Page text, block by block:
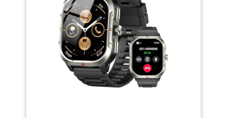
météo, Connect IQ ,
détection d’incident et
assistance…
utilisation nocturne. 【100+
Modes Sportifs/Protection de
Qualité Militaire】: cette montre
connectée homme sport offre
plus de 100 modes sportifs
d'intérieur et d'extérieur, et suit
vos données d'activité, vos pas,
vos dépenses caloriques et
d'autres mesures de fitness. La
technologie de protection de
qualité militaire garantit une
durabilité exceptionnelle, tandis
améliorant la navigation et la
conscience situationnelle lors
des aventures en plein air.
【Grande Batterie 600mAh,
Double Bracelet & Double Câble
de Chargement】La montre
intelligente DM1 est équipée
d’une batterie en cobalt de
qualité militaire pour des
performances durables, offrant
jusqu’à 15 jours en mode montre